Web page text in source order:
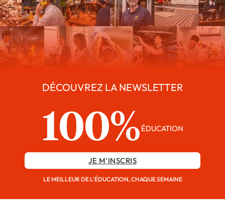
DÉCOUVREZ LA NEWSLETTER
100% ÉDUCATION
JE M'INSCRIS
LE MEILLEUR DE L'ÉDUCATION, CHAQUE SEMAINE